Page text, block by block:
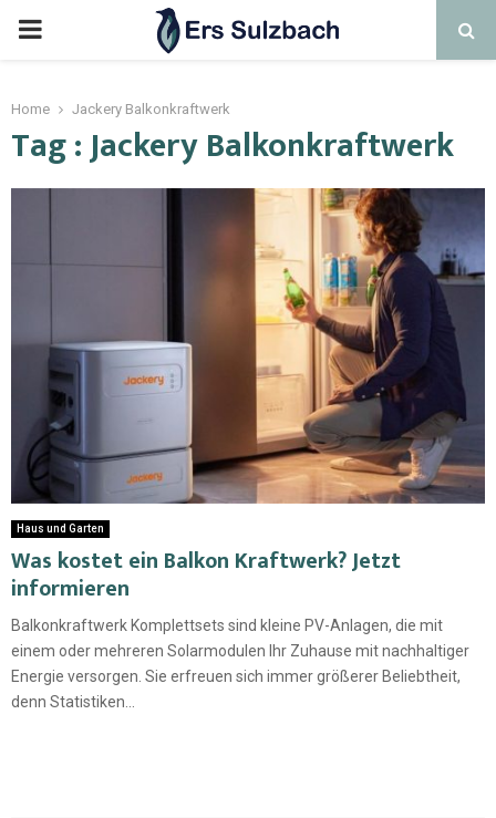
Home Jackery Balkonkraftwerk
Tag : Jackery Balkonkraftwerk
Haus und Garten
Was kostet ein Balkon Kraftwerk? Jetzt
informieren
Balkonkraftwerk Komplettsets sind kleine PV-Anlagen, die mit
einem oder mehreren Solarmodulen Ihr Zuhause mit nachhaltiger
Energie versorgen. Sie erfreuen sich immer größerer Beliebtheit,
denn Statistiken...